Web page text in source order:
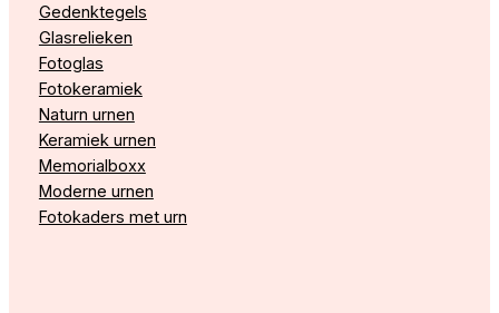
Gedenktegels
Glasrelieken
Fotoglas
Fotokeramiek
Naturn urnen
Keramiek urnen
Memorialboxx
Moderne urnen
Fotokaders met urn